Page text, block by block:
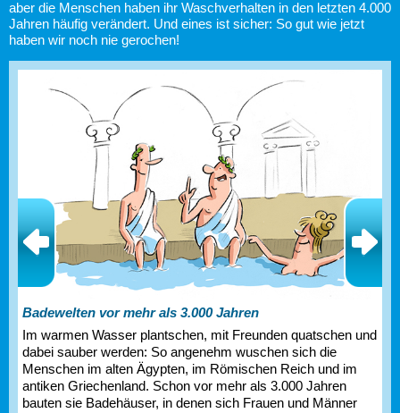
aber die Menschen haben ihr Waschverhalten in den letzten 4.000
Jahren häufig verändert. Und eines ist sicher: So gut wie jetzt
haben wir noch nie gerochen!
Badewelten vor mehr als 3.000 Jahren
Im warmen Wasser plantschen, mit Freunden quatschen und
dabei sauber werden: So angenehm wuschen sich die
Menschen im alten Ägypten, im Römischen Reich und im
antiken Griechenland. Schon vor mehr als 3.000 Jahren
bauten sie Badehäuser, in denen sich Frauen und Männer